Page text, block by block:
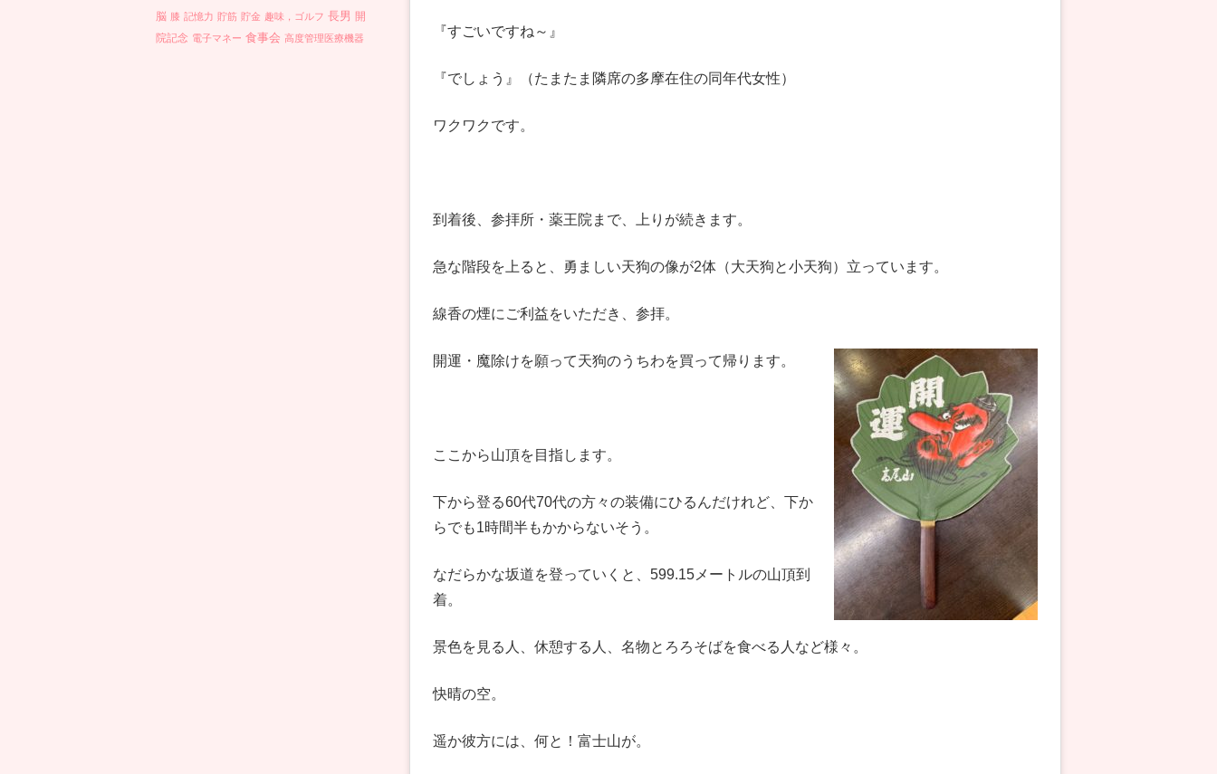
『すごいですね～』
『でしょう』（たまたま隣席の多摩在住の同年代女性）
ワクワクです。
到着後、参拝所・薬王院まで、上りが続きます。
急な階段を上ると、勇ましい天狗の像が2体（大天狗と小天狗）立っています。
線香の煙にご利益をいただき、参拝。
開運・魔除けを願って天狗のうちわを買って帰ります。
ここから山頂を目指します。
下から登る60代70代の方々の装備にひるんだけれど、下か
らでも1時間半もかからないそう。
なだらかな坂道を登っていくと、599.15メートルの山頂到
着。
景色を見る人、休憩する人、名物とろろそばを食べる人など様々。
快晴の空。
遥か彼方には、何と！富士山が。
脳 膝 記憶力 貯筋 貯金 趣味，ゴルフ 長男 開
院記念 電子マネー 食事会 高度管理医療機器